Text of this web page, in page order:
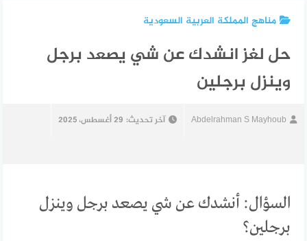
مناهج المملكة العربية السعودية
حل لغز انشدك عن شي يصعد برجل
وينزل برجلين
Abdelrahman S Mayhoub آخر تحديث: 29 أغسطس، 2025
السؤال: أنشدك عن شي يصعد برجل وينزل
برجلين؟